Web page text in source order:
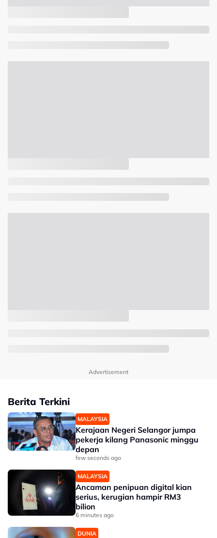
Advertisement
Berita Terkini
MALAYSIA
Kerajaan Negeri Selangor jumpa
pekerja kilang Panasonic minggu
depan
few seconds ago
MALAYSIA
Ancaman penipuan digital kian
serius, kerugian hampir RM3
bilion
6 minutes ago
DUNIA